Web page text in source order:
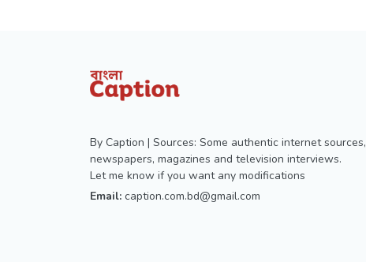
By Caption | Sources: Some authentic internet sources,
newspapers, magazines and television interviews.
Let me know if you want any modifications
Email: caption.com.bd@gmail.com